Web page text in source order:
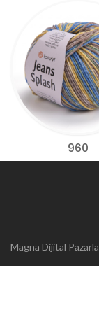
960
Web
Magna Dijital